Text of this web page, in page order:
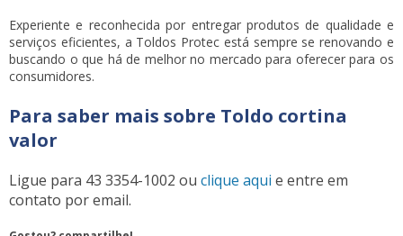
Experiente e reconhecida por entregar produtos de qualidade e
serviços eficientes, a Toldos Protec está sempre se renovando e
buscando o que há de melhor no mercado para oferecer para os
consumidores.
Para saber mais sobre Toldo cortina
valor
Ligue para 43 3354-1002 ou clique aqui e entre em
contato por email.